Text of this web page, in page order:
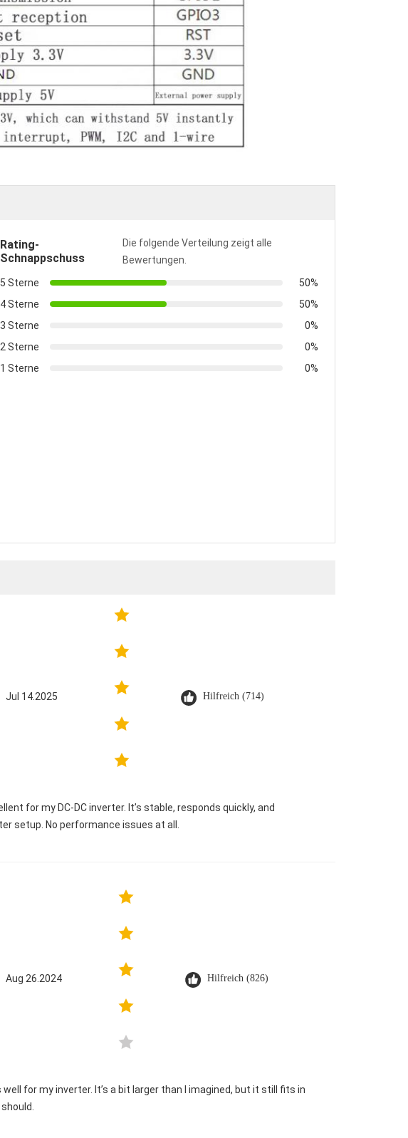
Rating-
Schnappschuss
Die folgende Verteilung zeigt alle
Bewertungen.
5 Sterne
50%
4 Sterne
50%
3 Sterne
0%
2 Sterne
0%
1 Sterne
0%
Jul 14.2025 Hilfreich (714)
for my DC-DC inverter. It’s stable, responds quickly, and
setup. No performance issues at all.
Aug 26.2024 Hilfreich (826)
for my inverter. It’s a bit larger than I imagined, but it still fits in